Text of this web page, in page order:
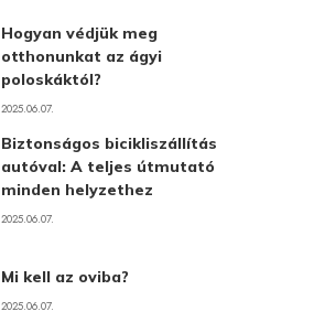
Hogyan védjük meg
otthonunkat az ágyi
poloskáktól?
2025.06.07.
Biztonságos bicikliszállítás
autóval: A teljes útmutató
minden helyzethez
2025.06.07.
Mi kell az oviba?
2025.06.07.